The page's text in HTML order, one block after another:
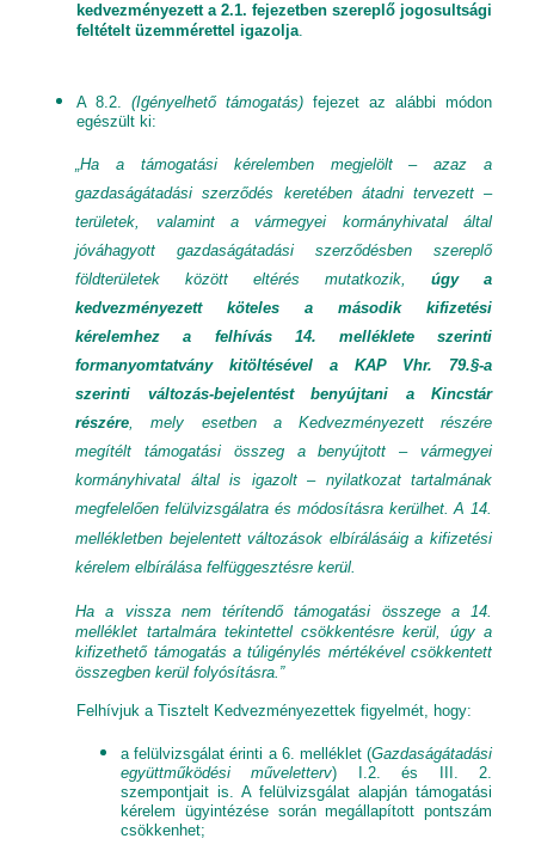
kedvezményezett a 2.1. fejezetben szereplő jogosultsági
feltételt üzemmérettel igazolja.
A 8.2. (Igényelhető támogatás) fejezet az alábbi módon
egészült ki:
„Ha a támogatási kérelemben megjelölt – azaz a
gazdaságátadási szerződés keretében átadni tervezett –
területek, valamint a vármegyei kormányhivatal által
jóváhagyott gazdaságátadási szerződésben szereplő
földterületek között eltérés mutatkozik,úgy a
kedvezményezett köteles a második kifizetési
kérelemhez a felhívás 14. melléklete szerinti
formanyomtatvány kitöltésével a KAP Vhr. 79.§-a
szerinti változás-bejelentést benyújtani a Kincstár
részére, mely esetben a Kedvezményezett részére
megítélt támogatási összeg a benyújtott – vármegyei
kormányhivatal által is igazolt – nyilatkozat tartalmának
megfelelően felülvizsgálatra és módosításra kerülhet. A 14.
mellékletben bejelentett változások elbírálásáig a kifizetési
kérelem elbírálása felfüggesztésre kerül.
Ha a vissza nem térítendő támogatási összege a 14.
melléklet tartalmára tekintettel csökkentésre kerül, úgy a
kifizethető támogatás a túligénylés mértékével csökkentett
összegben kerül folyósításra.”
Felhívjuk a Tisztelt Kedvezményezettek figyelmét, hogy:
a felülvizsgálat érinti a 6. melléklet (Gazdaságátadási
együttműködési műveletterv) I.2. és III. 2.
szempontjait is. A felülvizsgálat alapján támogatási
kérelem ügyintézése során megállapított pontszám
csökkenhet;